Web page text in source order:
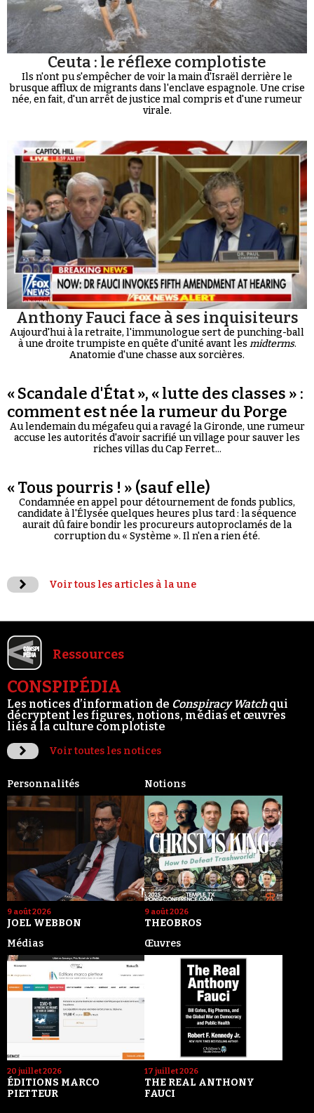
Ceuta : le réflexe complotiste
Ils n'ont pu s'empêcher de voir la main d'Israël derrière le
brusque afflux de migrants dans l'enclave espagnole. Une crise
née, en fait, d'un arrêt de justice mal compris et d'une rumeur
virale.
Anthony Fauci face à ses inquisiteurs
Aujourd'hui à la retraite, l'immunologue sert de punching-ball
à une droite trumpiste en quête d'unité avant les midterms.
Anatomie d'une chasse aux sorcières.
« Scandale d'État », « lutte des classes » :
comment est née la rumeur du Porge
Au lendemain du mégafeu qui a ravagé la Gironde, une rumeur
accuse les autorités d'avoir sacrifié un village pour sauver les
riches villas du Cap Ferret...
« Tous pourris ! » (sauf elle)
Condamnée en appel pour détournement de fonds publics,
candidate à l'Élysée quelques heures plus tard : la séquence
aurait dû faire bondir les procureurs autoproclamés de la
corruption du « Système ». Il n'en a rien été.
Voir tous les articles à la une
Ressources
CONSPIPÉDIA
Les notices d’information de Conspiracy Watchqui
décryptent les figures, notions, médias et œuvres
liés à la culture complotiste
Voir toutes les notices
Personnalités
9 août 2026
JOEL WEBBON
Notions
9 août 2026
THEOBROS
Médias
20 juillet 2026
ÉDITIONS MARCO
PIETTEUR
Œuvres
17 juillet 2026
THE REAL ANTHONY
FAUCI